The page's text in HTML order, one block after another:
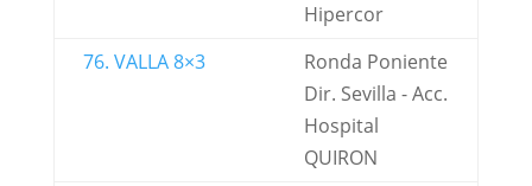
Hipercor
76. VALLA 8×3
Ronda Poniente
Dir. Sevilla - Acc.
Hospital
QUIRON